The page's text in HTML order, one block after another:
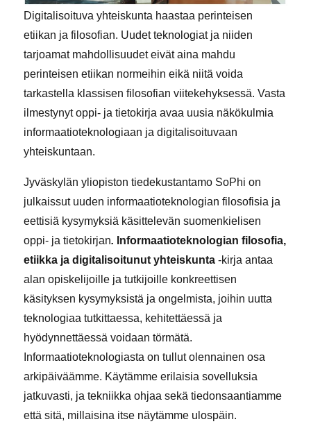
Digitalisoituva yhteiskunta haastaa perinteisen
etiikan ja filosofian. Uudet teknologiat ja niiden
tarjoamat mahdollisuudet eivät aina mahdu
perinteisen etiikan normeihin eikä niitä voida
tarkastella klassisen filosofian viitekehyksessä. Vasta
ilmestynyt oppi- ja tietokirja avaa uusia näkökulmia
informaatioteknologiaan ja digitalisoituvaan
yhteiskuntaan.
Jyväskylän yliopiston tiedekustantamo SoPhi on
julkaissut uuden informaatioteknologian filosofisia ja
eettisiä kysymyksiä käsittelevän suomenkielisen
oppi- ja tietokirjan. Informaatioteknologian filosofia,
etiikka ja digitalisoitunut yhteiskunta -kirja antaa
alan opiskelijoille ja tutkijoille konkreettisen
käsityksen kysymyksistä ja ongelmista, joihin uutta
teknologiaa tutkittaessa, kehitettäessä ja
hyödynnettäessä voidaan törmätä.
Informaatioteknologiasta on tullut olennainen osa
arkipäiväämme. Käytämme erilaisia sovelluksia
jatkuvasti, ja tekniikka ohjaa sekä tiedonsaantiamme
että sitä, millaisina itse näytämme ulospäin.